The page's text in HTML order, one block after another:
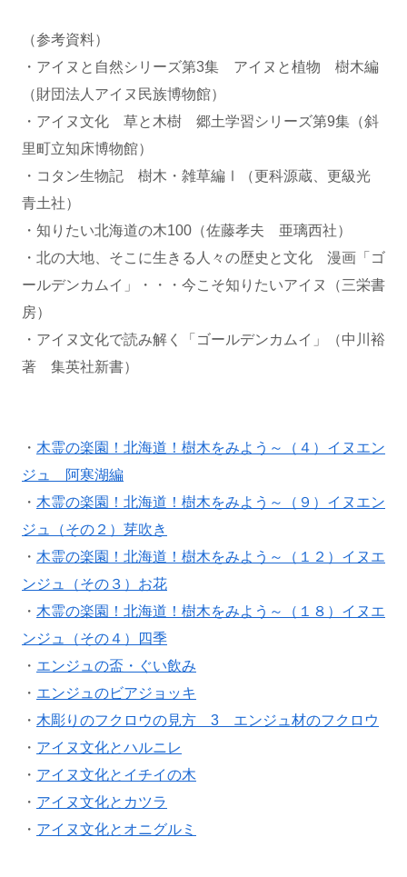
（参考資料）
・アイヌと自然シリーズ第3集 アイヌと植物 樹木編
（財団法人アイヌ民族博物館）
・アイヌ文化 草と木樹 郷土学習シリーズ第9集（斜
里町立知床博物館）
・コタン生物記 樹木・雑草編Ⅰ（更科源蔵、更級光
青土社）
・知りたい北海道の木100（佐藤孝夫 亜璃西社）
・北の大地、そこに生きる人々の歴史と文化 漫画「ゴ
ールデンカムイ」・・・今こそ知りたいアイヌ（三栄書
房）
・アイヌ文化で読み解く「ゴールデンカムイ」（中川裕
著 集英社新書）
・ 木霊の楽園！北海道！樹木をみよう～（４）イヌエン
ジュ 阿寒湖編
・ 木霊の楽園！北海道！樹木をみよう～（９）イヌエン
ジュ（その２）芽吹き
・ 木霊の楽園！北海道！樹木をみよう～（１２）イヌエ
ンジュ（その３）お花
・ 木霊の楽園！北海道！樹木をみよう～（１８）イヌエ
ンジュ（その４）四季
・ エンジュの盃・ぐい飲み
・ エンジュのビアジョッキ
・ 木彫りのフクロウの見方 3 エンジュ材のフクロウ
・ アイヌ文化とハルニレ
・ アイヌ文化とイチイの木
・ アイヌ文化とカツラ
・ アイヌ文化とオニグルミ